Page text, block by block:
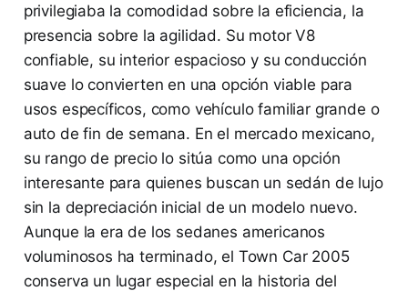
privilegiaba la comodidad sobre la eficiencia, la
presencia sobre la agilidad. Su motor V8
confiable, su interior espacioso y su conducción
suave lo convierten en una opción viable para
usos específicos, como vehículo familiar grande o
auto de fin de semana. En el mercado mexicano,
su rango de precio lo sitúa como una opción
interesante para quienes buscan un sedán de lujo
sin la depreciación inicial de un modelo nuevo.
Aunque la era de los sedanes americanos
voluminosos ha terminado, el Town Car 2005
conserva un lugar especial en la historia del